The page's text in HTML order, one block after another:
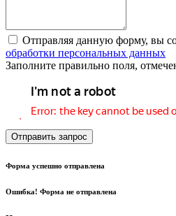
Отправляя данную форму, вы
обработки персональных данных
Заполните правильно поля,
Отправить запрос
Форма успешно отправлена
Ошибка! Форма не отправлена